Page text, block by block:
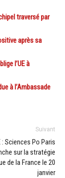
traversé par
après sa
l’UE à
à l’Ambassade
Suivant
: Sciences Po Paris
sur la stratégie
de la France le 20
janvier